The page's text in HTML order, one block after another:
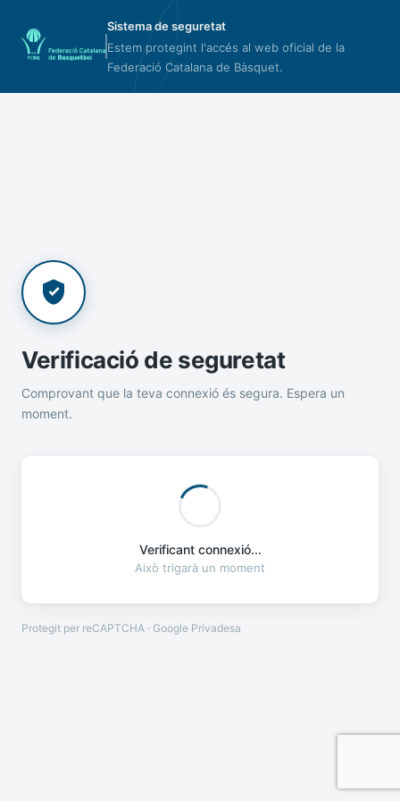
Sistema de seguretat
Estem protegint l'accés al web oficial de la
Federació Catalana de Bàsquet.
Verificació de seguretat
Comprovant que la teva connexió és segura. Espera un
moment.
Verificant connexió...
Això trigarà un moment
Protegit per reCAPTCHA · Google Privadesa